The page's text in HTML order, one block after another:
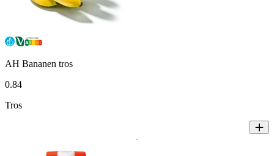
AH Bananen tros
0.84
Tros